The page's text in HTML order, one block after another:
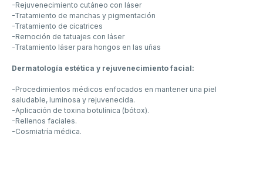
-Rejuvenecimiento cutáneo con láser
-Tratamiento de manchas y pigmentación
-Tratamiento de cicatrices
-Remoción de tatuajes con láser
-Tratamiento láser para hongos en las uñas
Dermatología estética y rejuvenecimiento facial:
-Procedimientos médicos enfocados en mantener una piel
saludable, luminosa y rejuvenecida.
-Aplicación de toxina botulínica (bótox).
-Rellenos faciales.
-Cosmiatría médica.